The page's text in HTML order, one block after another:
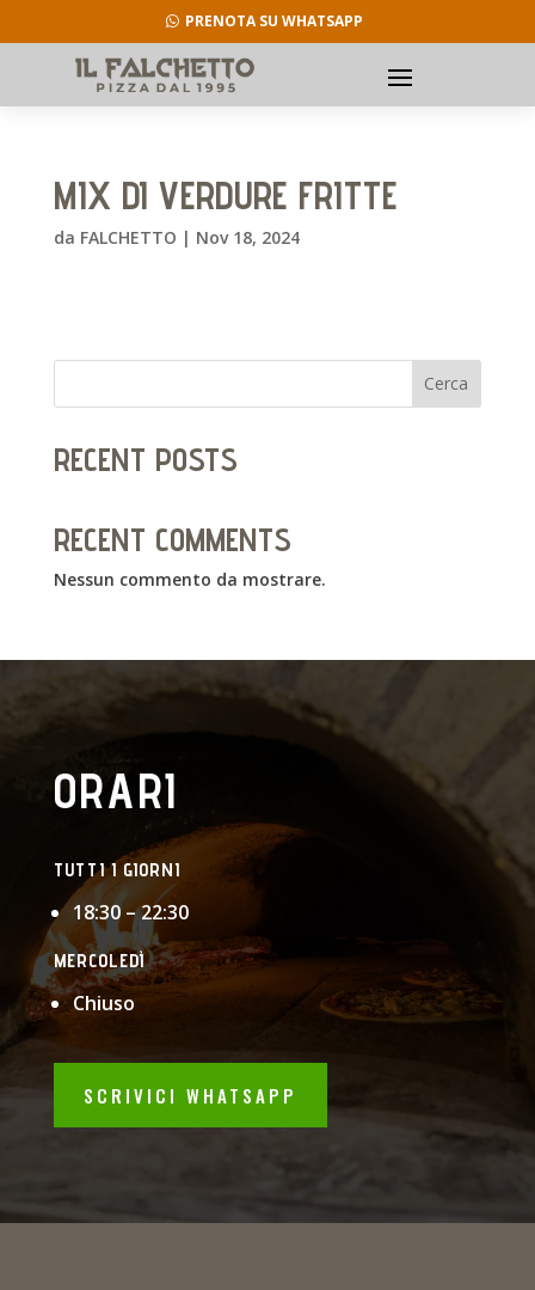
PRENOTA SU WHATSAPP
MIX DI VERDURE FRITTE
da FALCHETTO | Nov 18, 2024
Cerca
RECENT POSTS
RECENT COMMENTS
Nessun commento da mostrare.
ORARI
TUTTI I GIORNI
18:30 – 22:30
MERCOLEDÌ
Chiuso
SCRIVICI WHATSAPP